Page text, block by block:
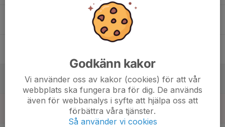
Godkänn kakor
Vi använder oss av kakor (cookies) för att vår
webbplats ska fungera bra för dig. De används
även för webbanalys i syfte att hjälpa oss att
förbättra våra tjänster.
Så använder vi cookies